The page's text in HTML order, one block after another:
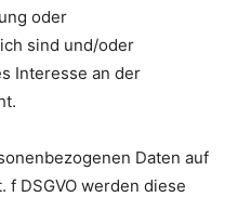
oder
sind und/oder
Interesse an der
Daten auf
f DSGVO werden diese